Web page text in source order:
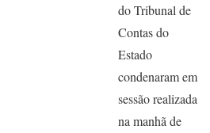
do Tribunal de
Contas do
Estado
condenaram em
sessão realizada
na manhã de